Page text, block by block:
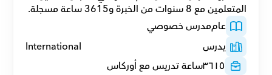
المتعلمين مع 8 سنوات من الخبرة و3615 ساعة مسجلة.
عاممدرس خصوصي
يدرس
International
٣٦١٥ساعة تدريس مع أوركاس